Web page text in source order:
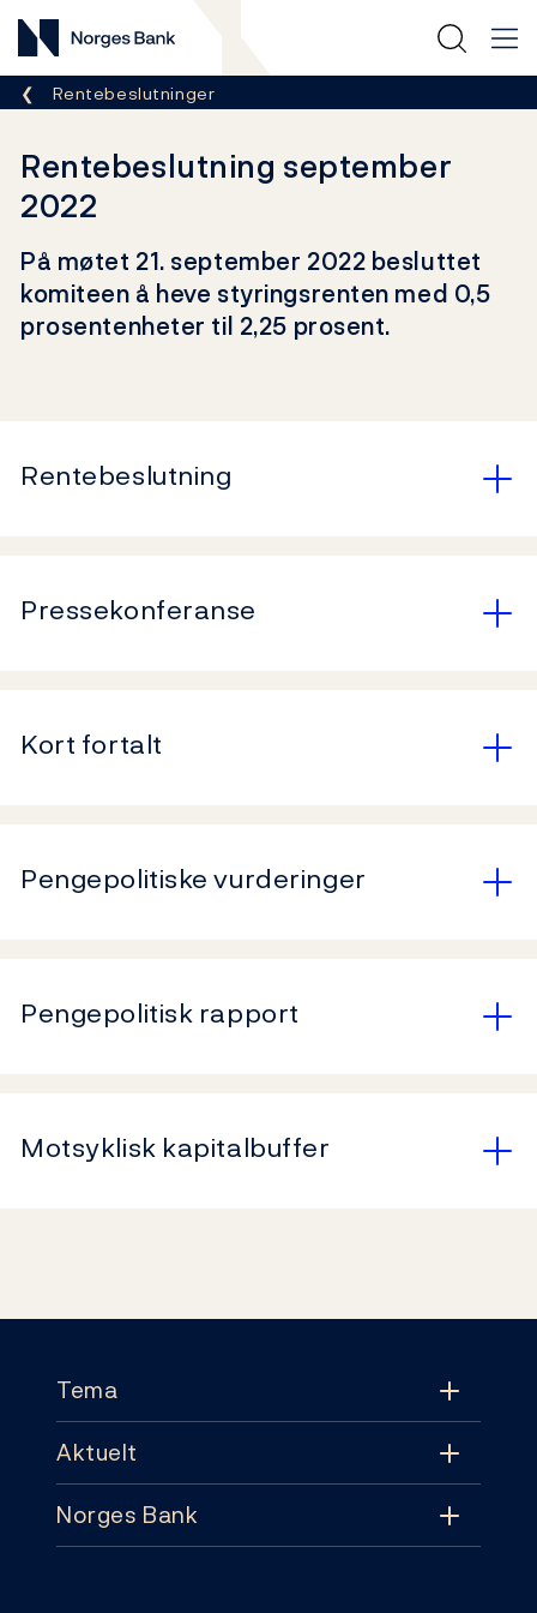
Norges Bank
Her er du nå:
Rentebeslutninger
Rentebeslutning september
2022
På møtet 21. september 2022 besluttet
komiteen å heve styringsrenten med 0,5
prosentenheter til 2,25 prosent.
Rentebeslutning
Pressekonferanse
Kort fortalt
Pengepolitiske vurderinger
Pengepolitisk rapport
Motsyklisk kapitalbuffer
Tema
Tema
Pengepolitikk
Aktuelt
Aktuelt
Norges Bank